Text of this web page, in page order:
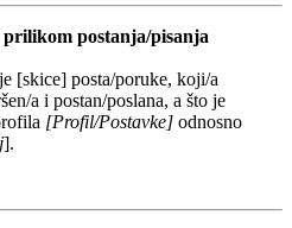
postanja/pisanja
[skice] posta/poruke, koji/a
a i postan/poslana, a što je
[Profil/Postavke] odnosno
].